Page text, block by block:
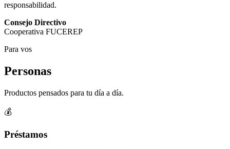
responsabilidad.
Consejo Directivo
Cooperativa FUCEREP
Para vos
Personas
Productos pensados para tu día a día.
💰
Préstamos